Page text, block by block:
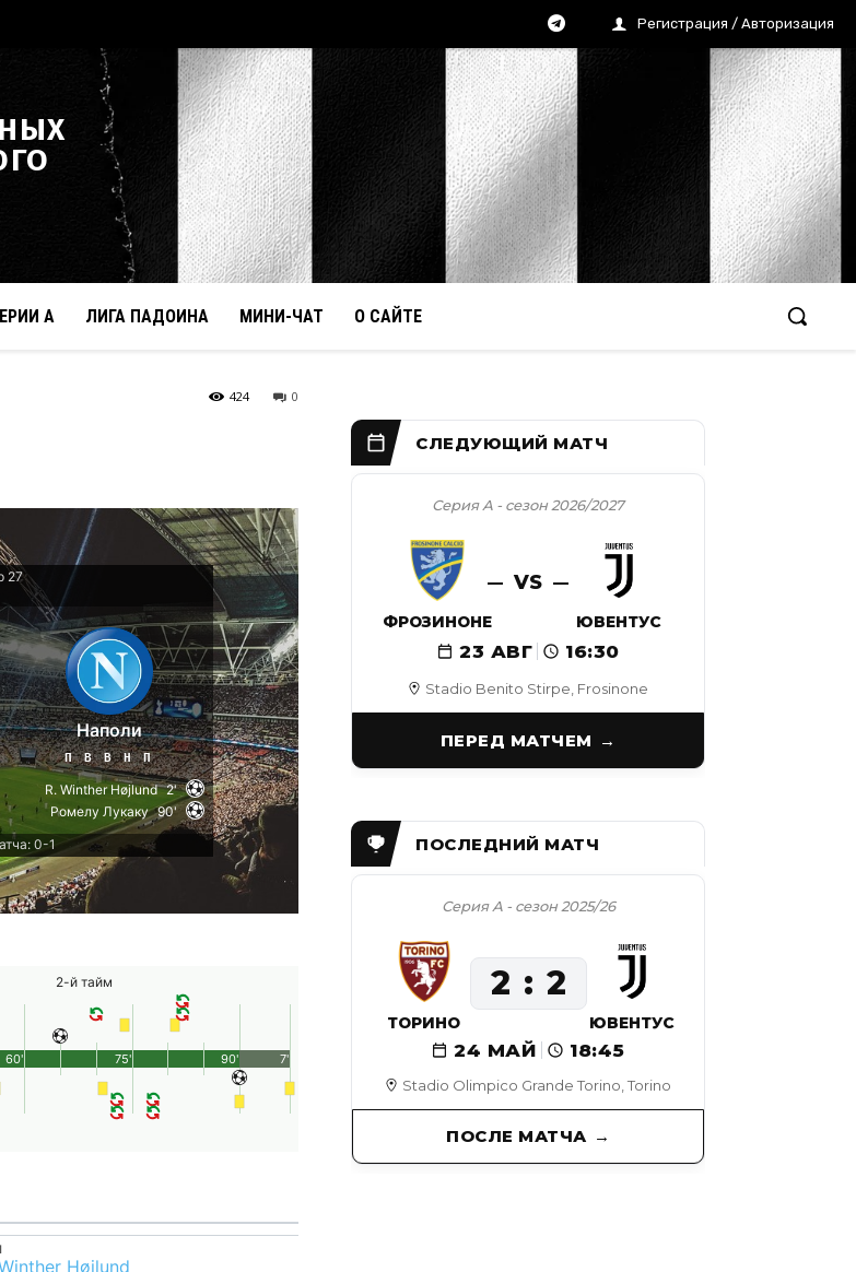
Регистрация / Авторизация
А ЛИГА ПАДОИНА МИНИ-ЧАТ О САЙТЕ
0
424
27
Наполи
П В В Н П
R. Winther Højlund 2'
Ромелу Лукаку 90'
0-1
2-й тайм
90'
60' 75' 7'
Højlund
Stadio Benito Stirpe, Frosinone
Серия А - сезон 2026/2027
ФРОЗИНОНЕ
VS
ЮВЕНТУС
23 АВГ 16:30
ПЕРЕД МАТЧЕМ
Stadio Olimpico Grande Torino, Torino
Серия А - сезон 2025/26
24 МАЙ 18:45
ТОРИНО
2 2
ЮВЕНТУС
ПОСЛЕ МАТЧА